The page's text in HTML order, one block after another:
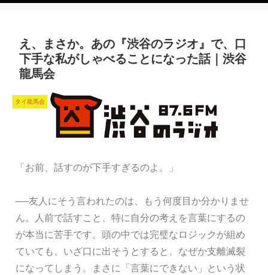
え、まさか。あの『渋谷のラジオ』で、口
下手な私がしゃべることになった話｜渋谷
龍馬会
タイ龍馬会
「お前、話すのが下手すぎるのよ。」
──友人にそう言われたのは、もう何度目か分かりませ
ん。人前で話すこと、特に自分の考えを言葉にするの
が本当に苦手です。頭の中では完璧なロジックが組め
ていても、いざ口に出そうとすると、なぜか支離滅裂
になってしまう。まさに「言葉にできない」という状